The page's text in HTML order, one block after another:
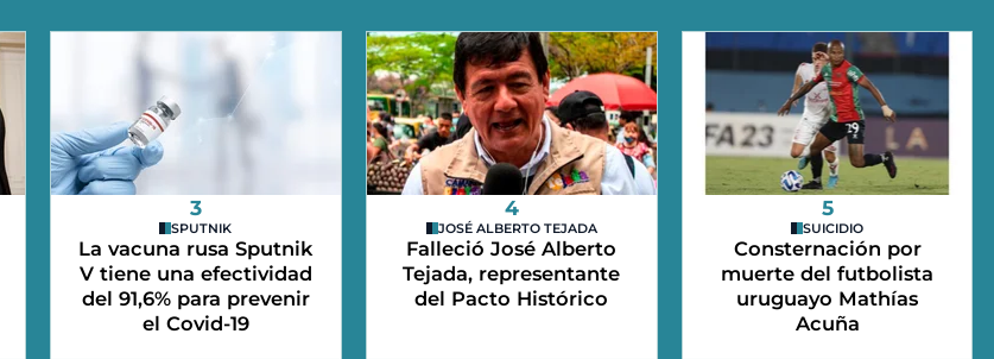
3
SPUTNIK
La vacuna rusa Sputnik
V tiene una efectividad
del 91,6% para prevenir
el Covid-19
4
JOSÉ ALBERTO TEJADA
Falleció José Alberto
Tejada, representante
del Pacto Histórico
5
SUICIDIO
Consternación por
muerte del futbolista
uruguayo Mathías
Acuña